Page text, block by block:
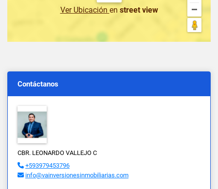
Ver Ubicación en street view
Contáctanos
CBR. LEONARDO VALLEJO C
+593979453796
info@vainversionesinmobiliarias.com